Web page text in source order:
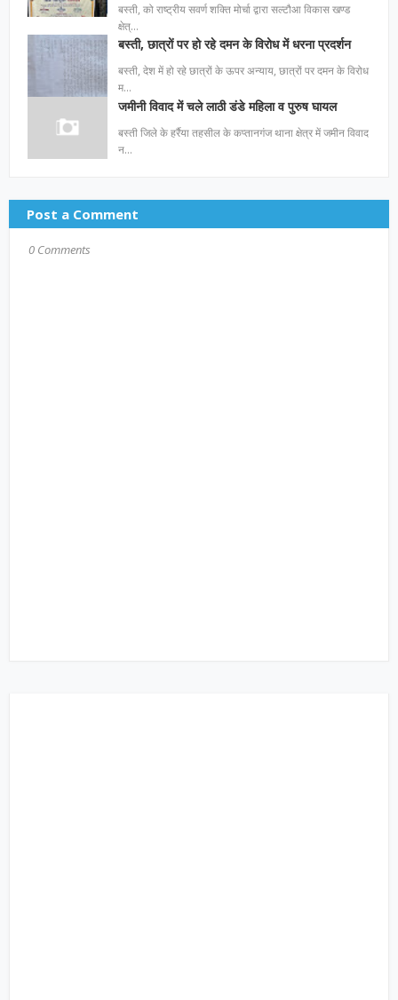
बस्ती, को राष्ट्रीय सवर्ण शक्ति मोर्चा द्वारा सल्टौआ विकास खण्ड
क्षेत्…
बस्ती, छात्रों पर हो रहे दमन के विरोध में धरना प्रदर्शन
बस्ती, देश में हो रहे छात्रों के ऊपर अन्याय, छात्रों पर दमन के विरोध
म…
जमीनी विवाद में चले लाठी डंडे महिला व पुरुष घायल
बस्ती जिले के हर्रैया तहसील के कप्तानगंज थाना क्षेत्र में जमीन विवाद
न…
Post a Comment
0 Comments